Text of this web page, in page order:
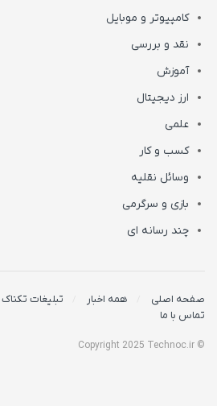
کامپیوتر و موبایل
نقد و بررسی
آموزش
ارز دیجیتال
علمی
کسب و کار
وسائل نقلیه
بازی و سرگرمی
چند رسانه ای
صفحه اصلی همه اخبار تبلیغات تکناک
تماس با ما
© Copyright 2025 Technoc.ir